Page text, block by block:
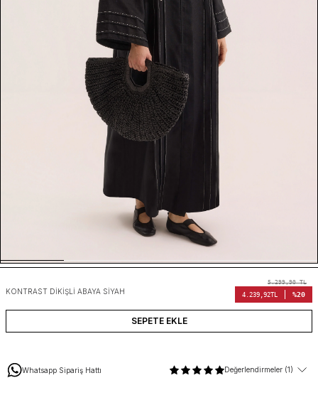
KONTRAST DIKIŞLI ABAYA SIYAH
5.299,90TL
4.239,92TL %20
SEPETE EKLE
Whatsapp Sipariş Hattı Değerlendirmeler (1)